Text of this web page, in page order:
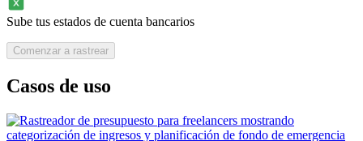
Sube tus estados de cuenta bancarios
Comenzar a rastrear
Casos de uso